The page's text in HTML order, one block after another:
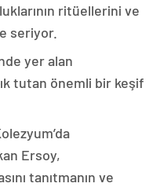
ritüellerini ve
seriyor.
yer alan
tutan önemli bir keşif
Ersoy,
tanıtmanın ve